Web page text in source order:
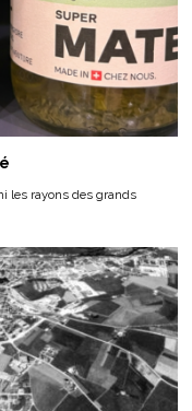
les rayons des grands